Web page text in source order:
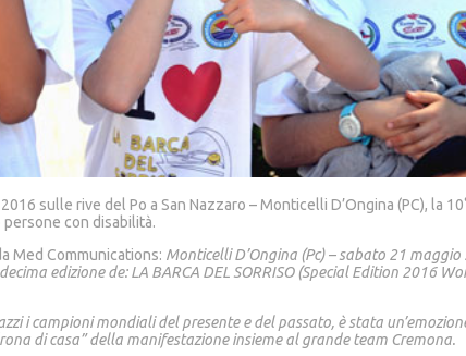
sulle rive del Po a San Nazzaro – Monticelli D’Ongina (PC), la
con disabilità.
Med Communications: Monticelli D’Ongina (Pc) – sabato 21
edizione de: LA BARCA DEL SORRISO (Special Edition
i campioni mondiali del presente e del passato, è stata
di casa” della manifestazione insieme al grande team Cremona.